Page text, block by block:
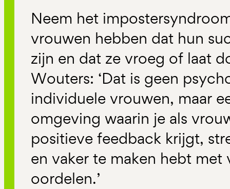
Neem het
vrouwen hebben dat hun
zijn en dat ze vroeg of laat
Wouters: ‘Dat is geen
individuele vrouwen, maar
omgeving waarin je als
positieve feedback krijgt,
en vaker te maken hebt
oordelen.’